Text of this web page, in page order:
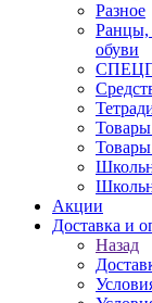
Разное
Ранцы,
обуви
Товары
Товары
Акции
Доставка и
Назад